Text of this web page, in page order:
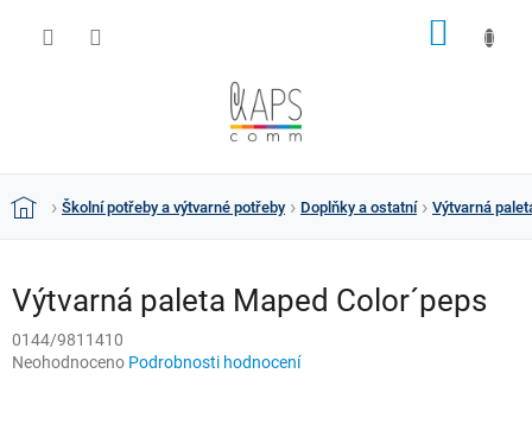
DomůŠkolní potřeby a výtvarné potřeby Doplňky a ostatní Výtvarná
Výtvarná paleta Maped Color´peps
0144/9811410
Průměrné
Neohodnoceno Podrobnosti hodnocení